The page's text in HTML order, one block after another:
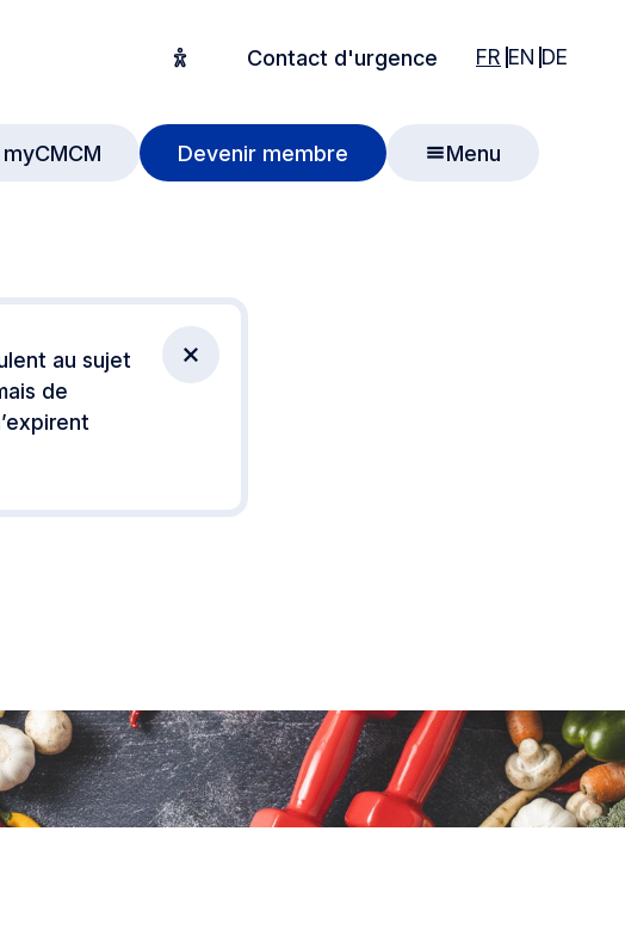
Options d'accessibilité
Contact d'urgence FR English
EN English
DE
de recherche
Devenir membre Menu
au sujet
de
Fermer la notification